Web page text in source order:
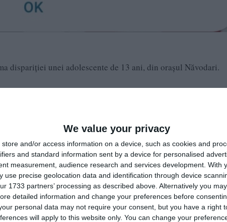
We value your privacy
store and/or access information on a device, such as cookies and
and standard information sent by a device for personalised
measurement, audience research and services development. With
use precise geolocation data and identification through device
1733 partners’ processing as described above. Alternatively you
detailed information and change your preferences before
personal data may not require your consent, but you have a right
will apply to this website only. You can change your
dispariției unei adolescente de 13 ani, din orașul Năvodari.
a plecat de la domiciliu fără a reveni până în prezent.
păr șaten închis.
alb, geaca de faș argintie.
apeluri de urgență 112.